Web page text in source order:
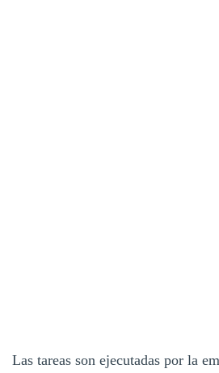
Las tareas son ejecutadas por la